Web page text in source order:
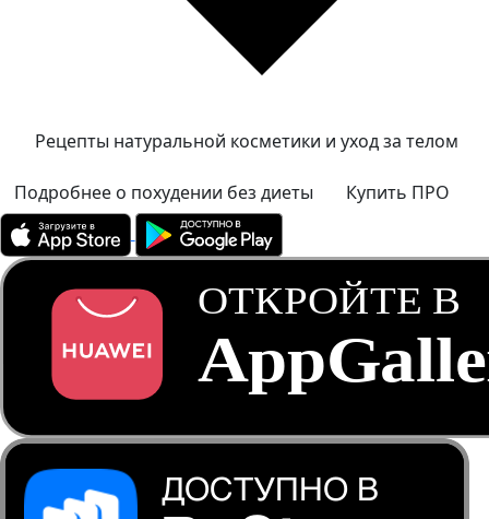
Рецепты натуральной косметики и уход за телом
Подробнее о похудении без диеты Купить ПРО